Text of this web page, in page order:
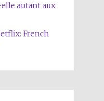
autant aux
French